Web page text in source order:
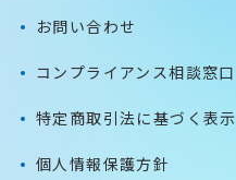
お問い合わせ
コンプライアンス相談窓口
特定商取引法に基づく表示
個人情報保護方針